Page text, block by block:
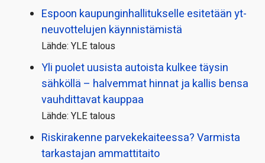
Espoon kaupungin­hallitukselle esitetään yt-
neuvottelujen käynnistämistä
Lähde: YLE talous
Yli puolet uusista autoista kulkee täysin
sähköllä – halvemmat hinnat ja kallis bensa
vauhdittavat kauppaa
Lähde: YLE talous
Riskirakenne parvekekaiteessa? Varmista
tarkastajan ammattitaito